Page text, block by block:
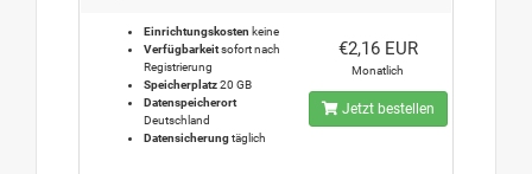
Einrichtungskosten keine
Verfügbarkeitsofort nach
Registrierung
Speicherplatz20 GB
Datenspeicherort
Deutschland
Datensicherungtäglich
€2,16 EUR
Monatlich
Jetzt bestellen